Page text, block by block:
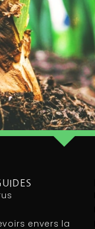
envers la